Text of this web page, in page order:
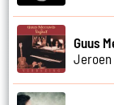
Guus
Jeroen